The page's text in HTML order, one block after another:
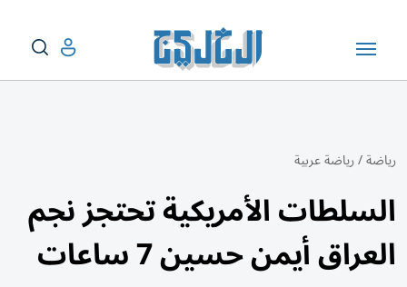
رياضة/رياضة عربية
السلطات الأمريكية تحتجز نجم
العراق أيمن حسين 7 ساعات